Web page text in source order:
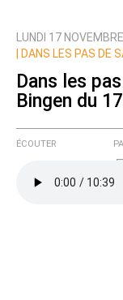
LUNDI 17
DANS LES PAS DE
Dans les
Bingen du
ÉCOUTER